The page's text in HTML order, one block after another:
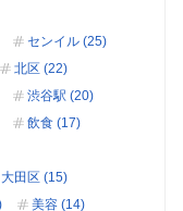
センイル (25)
北区 (22)
渋谷駅 (20)
飲食 (17)
大田区 (15)
美容 (14)